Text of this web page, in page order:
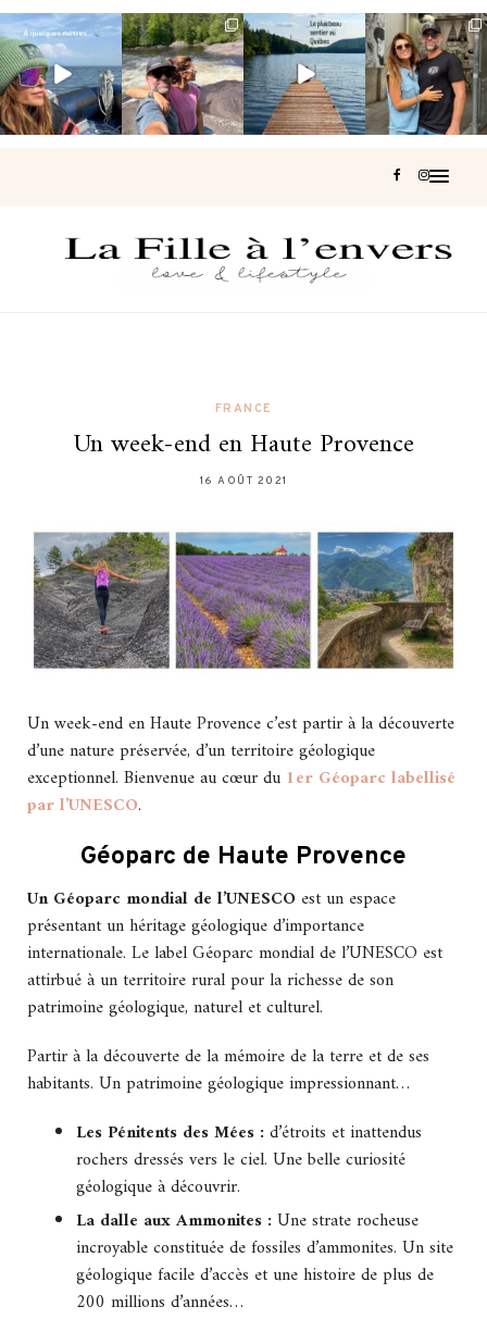
Voir une baleine
en photo, c’est
impressionnant
🐋...
Les Laurentides,
le Québec
version nature.
...
Et si je te disais
qu’il existe un
sentier où tu...
127 37
Montréal, une
très belle
surprise 🇨🇦
450
FRANCE
Un week-end en Haute Provence
16 AOÛT 2021
Un week-end en Haute Provence c’est partir à la découverte
d’une nature préservée, d’un territoire géologique
exceptionnel. Bienvenue au cœur du 1er Géoparc labellisé
par l’UNESCO.
Géoparc de Haute Provence
Un Géoparc mondial de l’UNESCO est un espace
présentant un héritage géologique d’importance
internationale. Le label Géoparc mondial de l’UNESCO est
attirbué à un territoire rural pour la richesse de son
patrimoine géologique, naturel et culturel.
Partir à la découverte de la mémoire de la terre et de ses
habitants. Un patrimoine géologique impressionnant…
Les Pénitents des Mées : d’étroits et inattendus
rochers dressés vers le ciel. Une belle curiosité
géologique à découvrir.
La dalle aux Ammonites : Une strate rocheuse
incroyable constituée de fossiles d’ammonites. Un site
géologique facile d’accès et une histoire de plus de
200 millions d’années…